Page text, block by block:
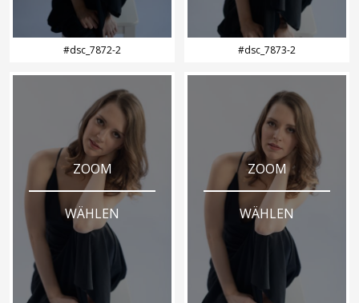
#dsc_7872-2 #dsc_7873-2
ZOOM
WÄHLEN
ZOOM
WÄHLEN